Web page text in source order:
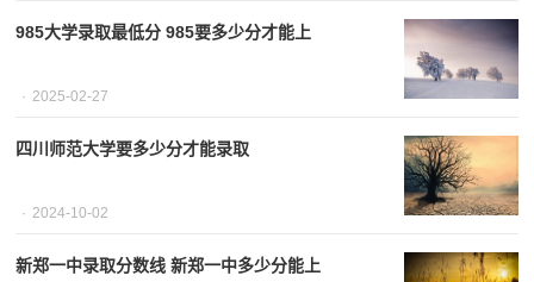
985大学录取最低分 985要多少分才能上
2025-02-27
四川师范大学要多少分才能录取
2024-10-02
新郑一中录取分数线 新郑一中多少分能上